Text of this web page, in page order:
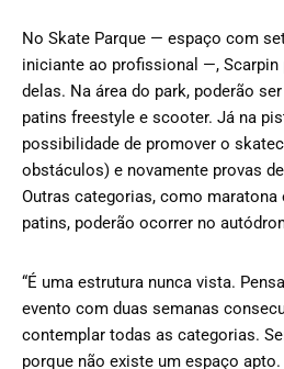
No Skate Parque — espaço com
iniciante ao profissional —, Scarpin
delas. Na área do park, poderão
patins freestyle e scooter. Já na
possibilidade de promover o
obstáculos) e novamente provas
Outras categorias, como maratona
patins, poderão ocorrer no
“É uma estrutura nunca vista.
evento com duas semanas
contemplar todas as categorias.
porque não existe um espaço